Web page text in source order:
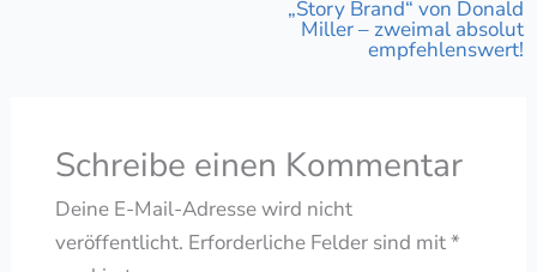
„Story Brand“ von Donald
Miller – zweimal absolut
empfehlenswert!
Schreibe einen Kommentar
Deine E-Mail-Adresse wird nicht
veröffentlicht. Erforderliche Felder sind mit*